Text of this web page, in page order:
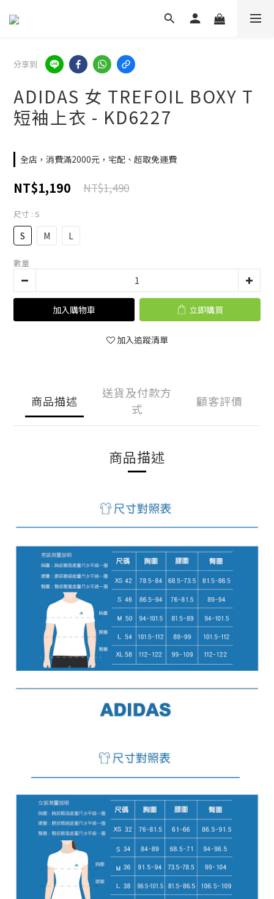
分享到
ADIDAS 女 TREFOIL BOXY T
短袖上衣 - KD6227
全店，消費滿2000元，宅配、超取免運費
NT$1,190 NT$1,490
尺寸 : S
S M L
數量
加入購物車 立即購買
加入追蹤清單
商品描述
送貨及付款方
式
顧客評價
商品描述